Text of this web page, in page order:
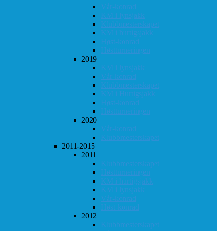
Vår-konrad
KM i lynsjakk
Klubbmesterskapet
KM i hurtigsjakk
Høst-konrad
Høstturneringen
2019
KM i lynsjakk
Vår-konrad
Klubbmesterskapet
KM i Hurtigsjakk
Høst-konrad
Høstturneringen
2020
Vår-konrad
Klubbmesterskapet
2011-2015
2011
Klubbmesterskapet
Høstturneringen
KM i hurtigsjakk
KM i lynsjakk
Vår-konrad
Høst-konrad
2012
Klubbmesterskapet